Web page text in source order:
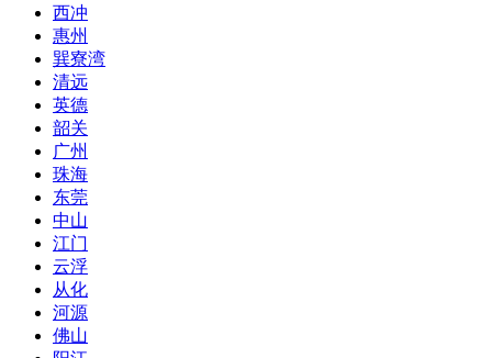
西冲
惠州
巽寮湾
清远
英德
韶关
广州
珠海
东莞
中山
江门
云浮
从化
河源
佛山